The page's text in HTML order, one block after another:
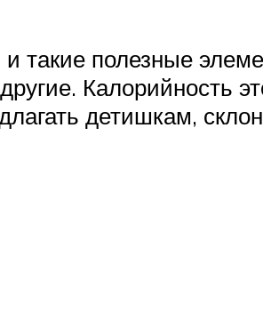
полезные
Калорийность
детишкам,